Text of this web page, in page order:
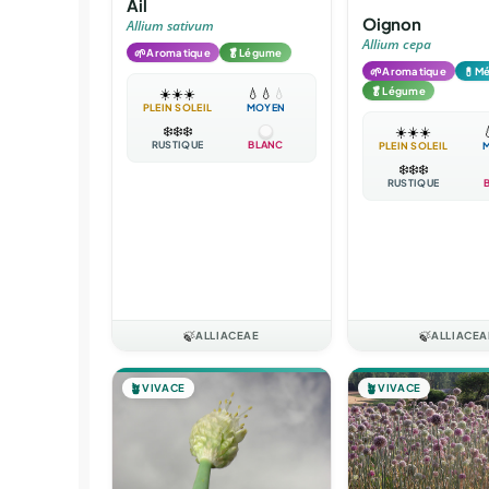
Ail
Allium sativum
🌱Aromatique 🥬Légume
☀️☀️☀️
PLEIN SOLEIL
💧 💧 💧
MOYEN
❄️❄️❄️
RUSTIQUE BLANC
🍃ALLIACEAE
Oignon
Allium cepa
🌱Aromatique 💊
🥬Légume
☀️☀️☀️
PLEIN SOLEIL
❄️❄️❄️
RUSTIQUE
🍃
🪴VIVACE 🪴VIVACE